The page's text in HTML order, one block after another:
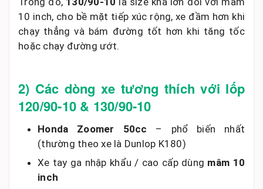
10 inch, cho bề mặt tiếp xúc rộng, xe đầm hơn khi
chạy thẳng và bám đường tốt hơn khi tăng tốc
hoặc chạy đường ướt.
2) Các dòng xe tương thích với lốp
120/90-10 & 130/90-10
Honda Zoomer 50cc – phổ biến nhất
(thường theo xe là Dunlop K180)
Xe tay ga nhập khẩu / cao cấp dùng mâm 10
inch